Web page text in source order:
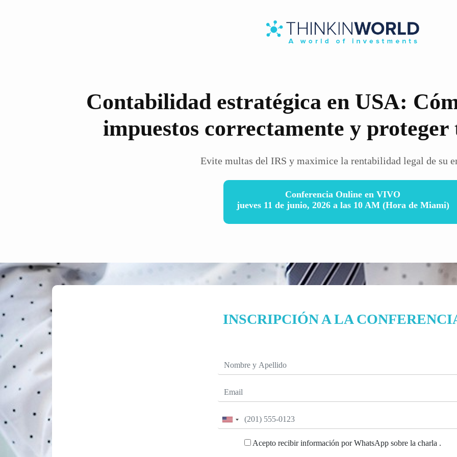
Contabilidad estratégica en USA:
impuestos correctamente y proteger
Evite multas del IRS y maximice la rentabilidad legal de su
Conferencia Online en VIVO
jueves 11 de junio, 2026 a las 10 AM (Hora de Miami)
INSCRIPCIÓN A LA
United
Acepto recibir información por WhatsApp sobre la charla .